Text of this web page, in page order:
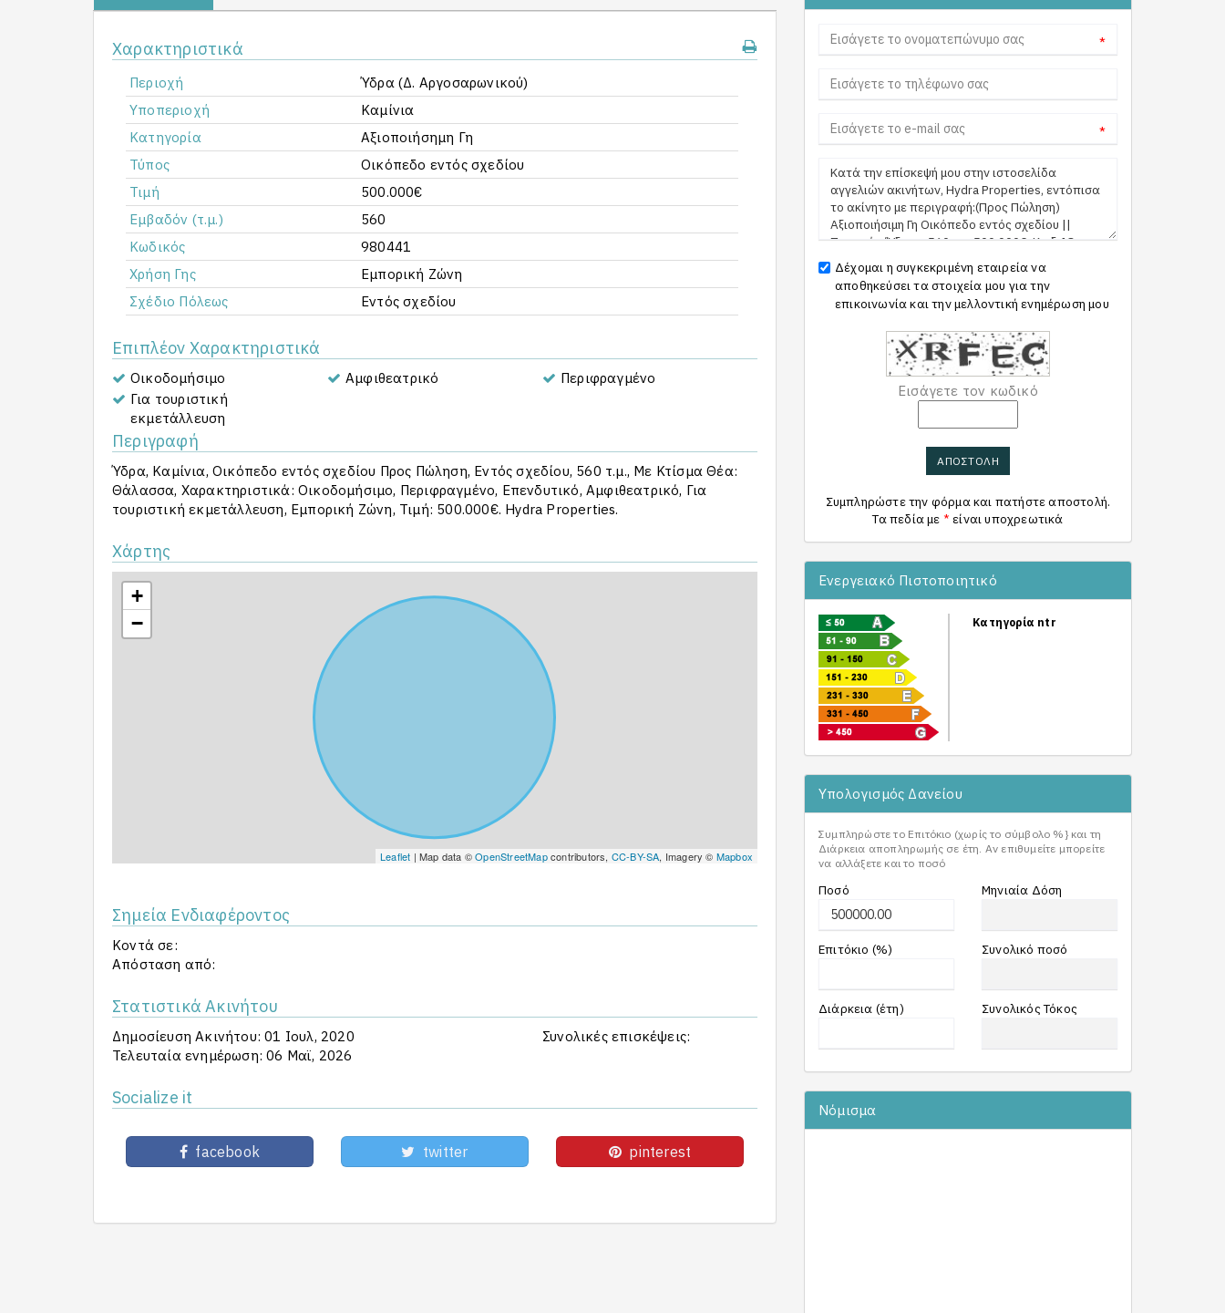
Χαρακτηριστικά
Περιοχή
Ύδρα (Δ. Αργοσαρωνικού)
Υποπεριοχή
Καμίνια
Κατηγορία
Αξιοποιήσημη Γη
Τύπος
Οικόπεδο εντός σχεδίου
Τιμή
500.000€
Εμβαδόν (τ.μ.)
560
Κωδικός
980441
Χρήση Γης
Εμπορική Ζώνη
Σχέδιο Πόλεως
Εντός σχεδίου
Επιπλέον Χαρακτηριστικά
Οικοδομήσιμο Αμφιθεατρικό
Περιφραγμένο
Για τουριστική
εκμετάλλευση
Περιγραφή
Ύδρα, Καμίνια, Οικόπεδο εντός σχεδίου Προς Πώληση, Εντός σχεδίου, 560 τ.μ., Με Κτίσμα Θέα:
Θάλασσα, Χαρακτηριστικά: Οικοδομήσιμο, Περιφραγμένο, Επενδυτικό, Αμφιθεατρικό, Για
τουριστική εκμετάλλευση, Εμπορική Ζώνη, Τιμή: 500.000€. Hydra Properties.
Χάρτης
+
−
Leaflet | Map data ©OpenStreetMapcontributors, CC-BY-SA, Imagery © Mapbox
Σημεία Ενδιαφέροντος
Κοντά σε:
Απόσταση από:
Στατιστικά Ακινήτου
Δημοσίευση Ακινήτου: 01 Ιουλ, 2020
Τελευταία ενημέρωση: 06 Μαϊ, 2026
Συνολικές επισκέψεις:
Socialize it
facebook twitter pinterest
*
*
Δέχομαι η συγκεκριμένη εταιρεία να
αποθηκεύσει τα στοιχεία μου για την
επικοινωνία και την μελλοντική ενημέρωση μου
Εισάγετε τον κωδικό
ΑΠΟΣΤΟΛΗ
Συμπληρώστε την φόρμα και πατήστε αποστολή.
Τα πεδία με * είναι υποχρεωτικά
Ενεργειακό Πιστοποιητικό
Κατηγορία ntr
Υπολογισμός Δανείου
Συμπληρώστε το Επιτόκιο (χωρίς το σύμβολο %} και τη
Διάρκεια αποπληρωμής σε έτη. Αν επιθυμείτε μπορείτε
να αλλάξετε και το ποσό
Ποσό
Επιτόκιο (%)
Διάρκεια (έτη)
Μηνιαία Δόση
Συνολικό ποσό
Συνολικός Τόκος
Νόμισμα